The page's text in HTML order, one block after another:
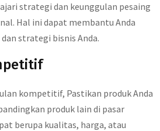
strategi dan keunggulan pesaing
Hal ini dapat membantu Anda
dan strategi bisnis Anda.
kompetitif, Pastikan produk Anda
produk lain di pasar
berupa kualitas, harga, atau